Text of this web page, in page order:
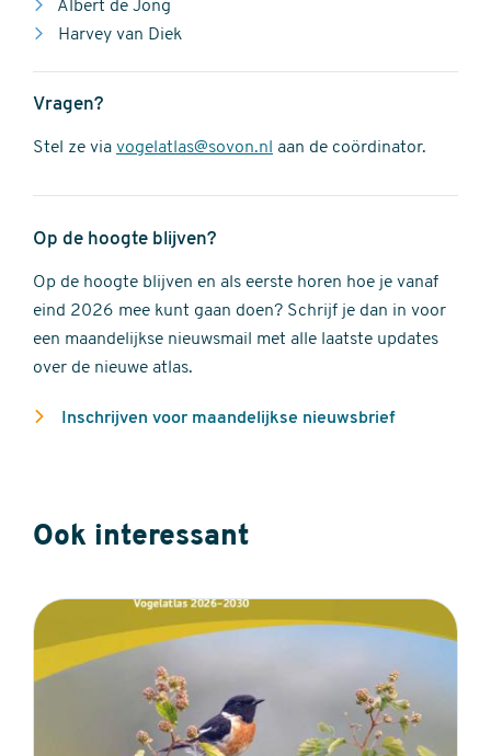
Albert de Jong
Harvey van Diek
Vragen?
Stel ze via vogelatlas@sovon.nl aan de coördinator.
Op de hoogte blijven?
Op de hoogte blijven en als eerste horen hoe je vanaf
eind 2026 mee kunt gaan doen? Schrijf je dan in voor
een maandelijkse nieuwsmail met alle laatste updates
over de nieuwe atlas.
Inschrijven voor maandelijkse nieuwsbrief
Ook interessant